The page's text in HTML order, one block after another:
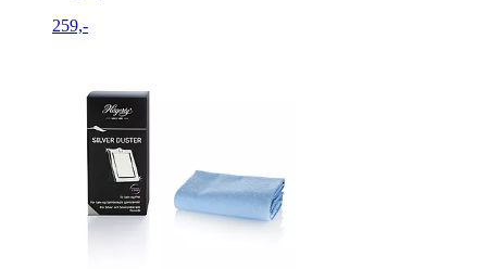
259,-